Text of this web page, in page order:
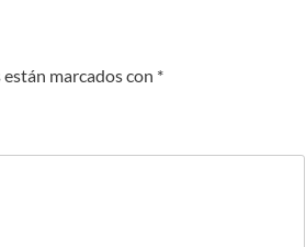
marcados con *